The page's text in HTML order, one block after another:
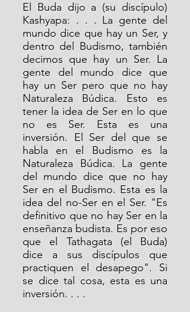
El Buda dijo a (su discípulo)
Kashyapa: . . . La gente del
mundo dice que hay un Ser, y
dentro del Budismo, también
decimos que hay un Ser. La
gente del mundo dice que
hay un Ser pero que no hay
Naturaleza Búdica. Esto es
tener la idea de Ser en lo que
no es Ser. Esta es una
inversión. El Ser del que se
habla en el Budismo es la
Naturaleza Búdica. La gente
del mundo dice que no hay
Ser en el Budismo. Esta es la
idea del no-Ser en el Ser. "Es
definitivo que no hay Ser en la
enseñanza budista. Es por eso
que el Tathagata (el Buda)
dice a sus discípulos que
practiquen el desapego". Si
se dice tal cosa, esta es una
inversión. . . .